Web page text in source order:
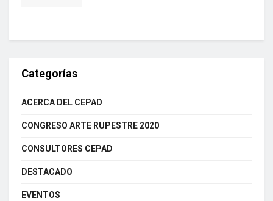
Categorías
ACERCA DEL CEPAD
CONGRESO ARTE RUPESTRE 2020
CONSULTORES CEPAD
DESTACADO
EVENTOS